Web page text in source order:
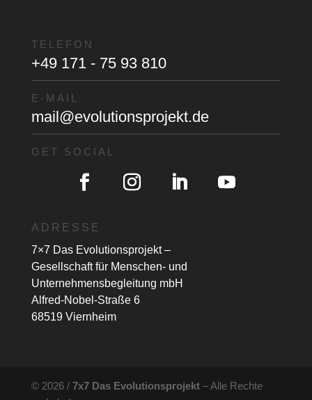
TELEFON
+49 171 - 75 93 810
E-MAIL
mail@evolutionsprojekt.de
GET SOCIAL
ADRESSE
7×7 Das Evolutionsprojekt –
Gesellschaft für Menschen- und
Unternehmensbegleitung mbH
Alfred-Nobel-Straße 6
68519 Viernheim
© 2026 / 7x7 Das Evolutionsprojekt– Alle Rechte